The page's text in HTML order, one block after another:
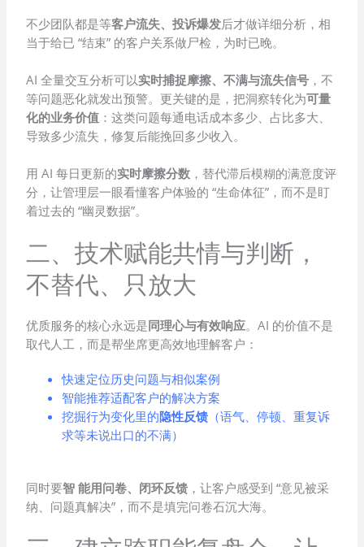
不少团队都是等客户流失、投诉爆发后才做详细分析，相
当于给已 “结束” 的客户关系做尸检，为时已晚。
AI 全量交互分析可以实时捕捉摩擦、不满与流失信号 ，不
等问题恶化就发出预警。更关键的是，把洞察转化为可量
化的业务价值 ：这类问题每通电话成本多少、占比多大、
导致多少流失，修复后能挽回多少收入。
用 AI 每日更新的实时摩擦分数 ，替代滞后模糊的满意度评
分，让管理层一眼看懂客户体验的 “生命体征”，而不是盯
着过去的 “幽灵数据”。
二、技术赋能共情与判断，
不替代、只放大
优质服务的核心永远是同理心与有效响应。AI 的价值不是
取代人工，而是帮坐席更高效地理解客户：
快速定位历史问题与相似案例
智能推荐适配客户的解决方案
挖掘行为变化里的隐性反馈 （语气、停顿、重复诉
求等未说出口的不满）
同时要智 能用问卷、闭环反馈 ，让客户感受到 “意见被采
纳、问题真解决”，而不是填完问卷石沉大海。